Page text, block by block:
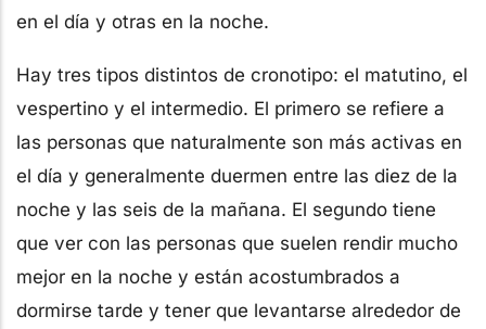
en el día y otras en la noche.
Hay tres tipos distintos de cronotipo: el matutino, el
vespertino y el intermedio. El primero se refiere a
las personas que naturalmente son más activas en
el día y generalmente duermen entre las diez de la
noche y las seis de la mañana. El segundo tiene
que ver con las personas que suelen rendir mucho
mejor en la noche y están acostumbrados a
dormirse tarde y tener que levantarse alrededor de